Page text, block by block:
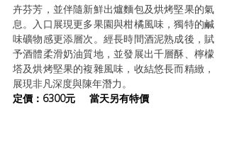
卉芬芳，並伴隨新鮮出爐麵包及烘烤堅果的氣
息。入口展現更多果園與柑橘風味，獨特的鹹
味礦物感更添層次。經長時間酒泥熟成後，賦
予酒體柔滑奶油質地，並發展出千層酥、檸檬
塔及烘烤堅果的複雜風味，收結悠長而精緻，
展現非凡深度與陳年潛力。
定價：6300元     當天另有特價